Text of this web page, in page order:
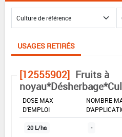
USAGES RETIRÉS
[12555902] Fruits à
DOSE MAX
D'EMPLOI
NOMBRE
20 L/ha -